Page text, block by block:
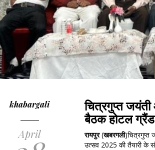
khabargali
April
चित्रगुप्त जयंती
बैठक होटल ग्रैंड
रायपुर(खबरगली)चित्रगुप्त
उत्सव 2025 की तैयारी के